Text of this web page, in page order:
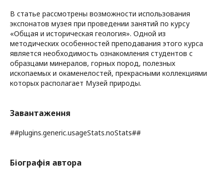
В статье рассмотрены возможности использования
экспонатов музея при проведении занятий по курсу
«Общая и историческая геология». Одной из
методических особенностей преподавания этого курса
является необходимость ознакомления студентов с
образцами минералов, горных пород, полезных
ископаемых и окаменелостей, прекрасными коллекциями
которых располагает Музей природы.
Завантаження
##plugins.generic.usageStats.noStats##
Біографія автора